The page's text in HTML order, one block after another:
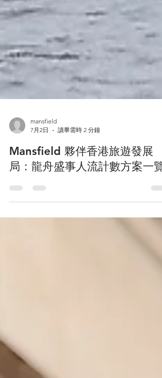
mansfield
7月2日
讀畢需時 2 分鐘
局：龍舟盛事人流計數方案一覽